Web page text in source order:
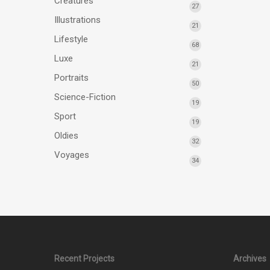
27
Illustrations
21
Lifestyle
68
Luxe
21
Portraits
50
Science-Fiction
19
Sport
19
Oldies
32
Voyages
34
Recent Projects Archives